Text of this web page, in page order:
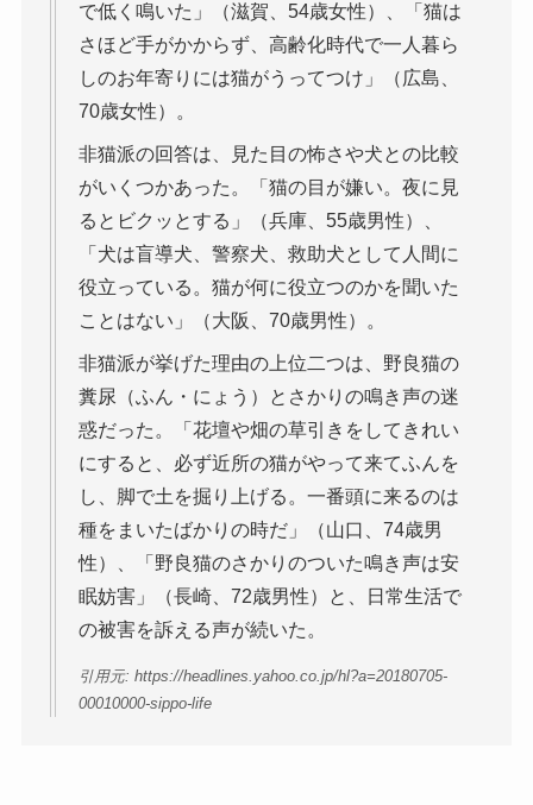
で低く鳴いた」（滋賀、54歳女性）、「猫は
さほど手がかからず、高齢化時代で一人暮ら
しのお年寄りには猫がうってつけ」（広島、
70歳女性）。
非猫派の回答は、見た目の怖さや犬との比較
がいくつかあった。「猫の目が嫌い。夜に見
るとビクッとする」（兵庫、55歳男性）、
「犬は盲導犬、警察犬、救助犬として人間に
役立っている。猫が何に役立つのかを聞いた
ことはない」（大阪、70歳男性）。
非猫派が挙げた理由の上位二つは、野良猫の
糞尿（ふん・にょう）とさかりの鳴き声の迷
惑だった。「花壇や畑の草引きをしてきれい
にすると、必ず近所の猫がやって来てふんを
し、脚で土を掘り上げる。一番頭に来るのは
種をまいたばかりの時だ」（山口、74歳男
性）、「野良猫のさかりのついた鳴き声は安
眠妨害」（長崎、72歳男性）と、日常生活で
の被害を訴える声が続いた。
引用元: https://headlines.yahoo.co.jp/hl?a=20180705-
00010000-sippo-life